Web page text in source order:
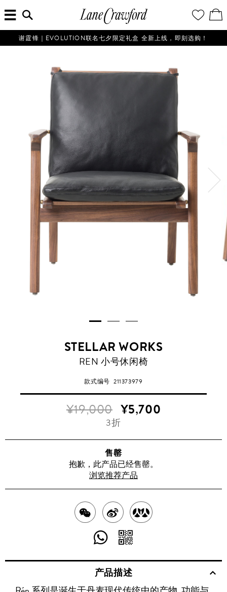
佛
探
的
的
愿
望
清
单
看
／
修
购
单
入
搜
索
信
息...
谢霆锋｜EVOLUTION联名七夕限定礼盒 全新上线，即刻选购！
STELLAR WORKS
REN 小号休闲椅
款式编号211373979
¥19,000 ¥5,700
3折
售罄
抱歉，此产品已经售罄。
浏览推荐产品
分
享
WECHAT
分
享
WEIBO
分
分
享
至
享
产品描述